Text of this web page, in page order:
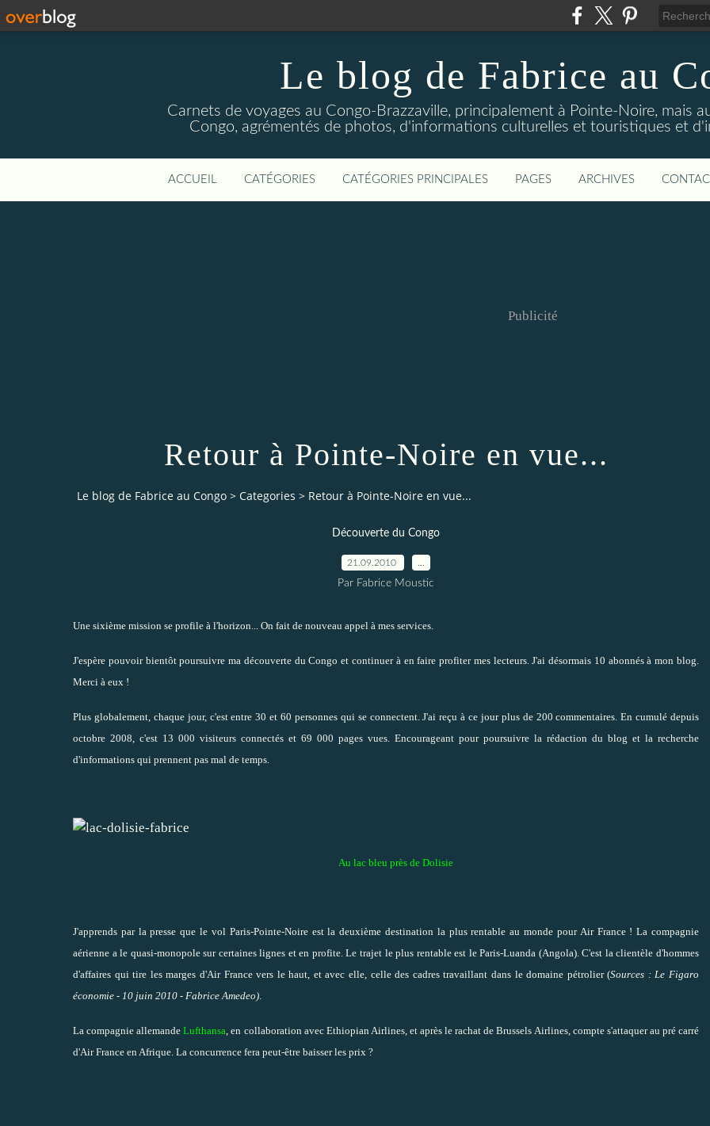
Le blog de Fabrice au
Carnets de voyages au Congo-Brazzaville, principalement à Pointe-Noire, mais
Congo, agrémentés de photos, d'informations culturelles et touristiques et
ACCUEIL CATÉGORIES CATÉGORIES PRINCIPALES PAGES ARCHIVES
Publicité
Retour à Pointe-Noire en vue...
Le blog de Fabrice au Congo > Categories > Retour à Pointe-Noire en vue...
Découverte du Congo
21.09.2010
Par Fabrice Moustic
Une sixième mission se profile à l'horizon... On fait de nouveau appel à mes services.
J'espère pouvoir bientôt poursuivre ma découverte du Congo et continuer à en faire profiter mes lecteurs. J'ai désormais 10 abonnés à mon blog.
Merci à eux !
Plus globalement, chaque jour, c'est entre 30 et 60 personnes qui se connectent. J'ai reçu à ce jour plus de 200 commentaires. En cumulé depuis
octobre 2008, c'est 13 000 visiteurs connectés et 69 000 pages vues. Encourageant pour poursuivre la rédaction du blog et la recherche
d'informations qui prennent pas mal de temps.
Au lac bleu près de Dolisie
J'apprends par la presse que le vol Paris-Pointe-Noire est la deuxième destination la plus rentable au monde pour Air France ! La compagnie
aérienne a le quasi-monopole sur certaines lignes et en profite. Le trajet le plus rentable est le Paris-Luanda (Angola). C'est la clientèle d'hommes
d'affaires qui tire les marges d'Air France vers le haut, et avec elle, celle des cadres travaillant dans le domaine pétrolier (Sources : Le Figaro
économie - 10 juin 2010 - Fabrice Amedeo)
La compagnie allemandeLufthansa , en collaboration avec Ethiopian Airlines, et après le rachat de Brussels Airlines, compte s'attaquer au pré carré
d'Air France en Afrique. La concurrence fera peut-être baisser les prix ?